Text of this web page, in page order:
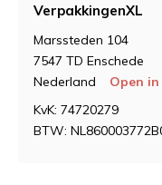
VerpakkingenXL
Marssteden 104
7547 TD Enschede
Nederland
Open
KvK: 74720279
BTW: